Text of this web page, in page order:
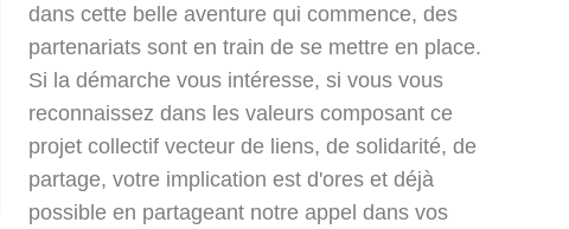
dans cette belle aventure qui commence, des
partenariats sont en train de se mettre en place.
Si la démarche vous intéresse, si vous vous
reconnaissez dans les valeurs composant ce
projet collectif vecteur de liens, de solidarité, de
partage, votre implication est d'ores et déjà
possible en partageant notre appel dans vos